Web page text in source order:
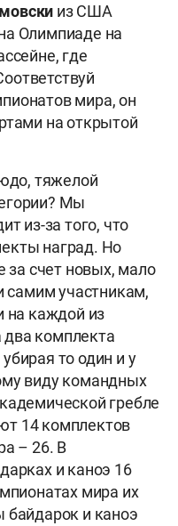
из США
Олимпиаде на
где
мира, он
на открытой
тяжелой
Мы
из-за того, что
наград. Но
за счет новых, мало
самим участникам,
на каждой из
комплекта
то один и у
виду командных
гребле
14 комплектов
– 26. В
и каноэ 16
мира их
и каноэ